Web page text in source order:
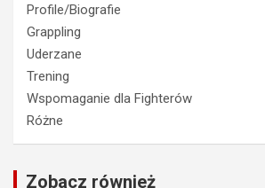
Profile/Biografie
Grappling
Uderzane
Trening
Wspomaganie dla Fighterów
Różne
Zobacz również